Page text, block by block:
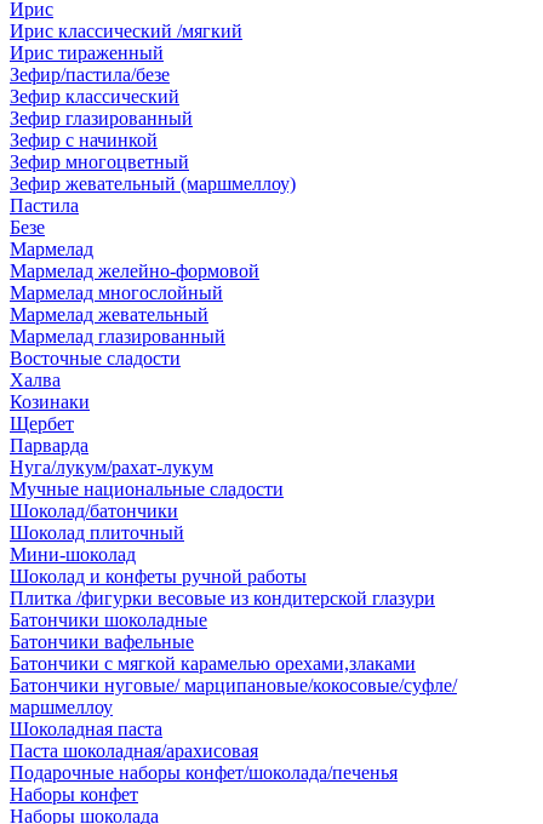
Ирис
Ирис классический /мягкий
Ирис тираженный
Зефир/пастила/безе
Зефир классический
Зефир глазированный
Зефир с начинкой
Зефир многоцветный
Зефир жевательный (маршмеллоу)
Пастила
Безе
Мармелад
Мармелад желейно-формовой
Мармелад многослойный
Мармелад жевательный
Мармелад глазированный
Восточные сладости
Халва
Козинаки
Щербет
Парварда
Нуга/лукум/рахат-лукум
Мучные национальные сладости
Шоколад/батончики
Шоколад плиточный
Мини-шоколад
Шоколад и конфеты ручной работы
Плитка /фигурки весовые из кондитерской глазури
Батончики шоколадные
Батончики вафельные
Батончики с мягкой карамелью орехами,злаками
Батончики нуговые/ марципановые/кокосовые/суфле/
маршмеллоу
Шоколадная паста
Паста шоколадная/арахисовая
Подарочные наборы конфет/шоколада/печенья
Наборы конфет
Наборы шоколада